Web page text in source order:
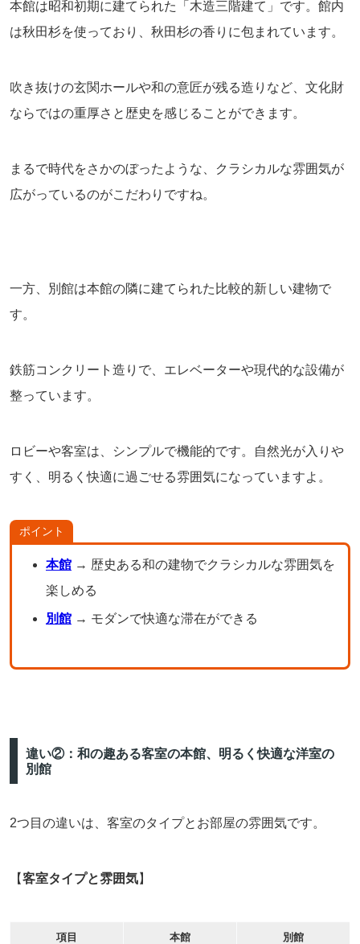
本館は昭和初期に建てられた「木造三階建て」です。館内
は秋田杉を使っており、秋田杉の香りに包まれています。
吹き抜けの玄関ホールや和の意匠が残る造りなど、文化財
ならではの重厚さと歴史を感じることができます。
まるで時代をさかのぼったような、クラシカルな雰囲気が
広がっているのがこだわりですね。
一方、別館は本館の隣に建てられた比較的新しい建物で
す。
鉄筋コンクリート造りで、エレベーターや現代的な設備が
整っています。
ロビーや客室は、シンプルで機能的です。自然光が入りや
すく、明るく快適に過ごせる雰囲気になっていますよ。
ポイント
本館→ 歴史ある和の建物でクラシカルな雰囲気を
楽しめる
別館→ モダンで快適な滞在ができる
違い②：和の趣ある客室の本館、明るく快適な洋室の
別館
2つ目の違いは、客室のタイプとお部屋の雰囲気です。
【客室タイプと雰囲気】
項目 本館 別館